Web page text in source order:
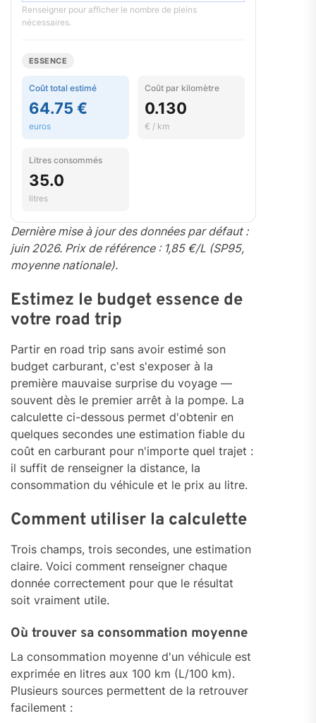
Renseigner pour afficher le nombre de pleins
nécessaires.
ESSENCE
Coût total estimé
64.75 €
euros
Coût par kilomètre
0.130
€ / km
Litres consommés
35.0
litres
Dernière mise à jour des données par défaut :
juin 2026. Prix de référence : 1,85 €/L (SP95,
moyenne nationale).
Estimez le budget essence de
votre road trip
Partir en road trip sans avoir estimé son
budget carburant, c'est s'exposer à la
première mauvaise surprise du voyage —
souvent dès le premier arrêt à la pompe. La
calculette ci-dessous permet d'obtenir en
quelques secondes une estimation fiable du
coût en carburant pour n'importe quel trajet :
il suffit de renseigner la distance, la
consommation du véhicule et le prix au litre.
Comment utiliser la calculette
Trois champs, trois secondes, une estimation
claire. Voici comment renseigner chaque
donnée correctement pour que le résultat
soit vraiment utile.
Où trouver sa consommation moyenne
La consommation moyenne d'un véhicule est
exprimée en litres aux 100 km (L/100 km).
Plusieurs sources permettent de la retrouver
facilement :